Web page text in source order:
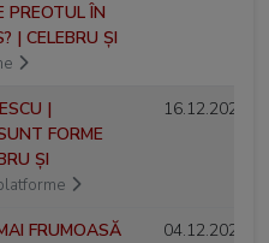
PREOTUL ÎN
| CELEBRU ȘI
|
FORME
ȘI
16.12.2025
FRUMOASĂ
04.12.2025